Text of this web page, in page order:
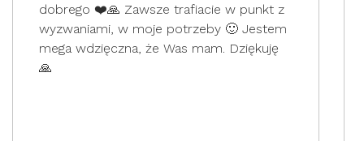
dobrego ❤️🙏 Zawsze trafiacie w punkt z
wyzwaniami, w moje potrzeby 🙂 Jestem
mega wdzięczna, że Was mam. Dziękuję
🙏